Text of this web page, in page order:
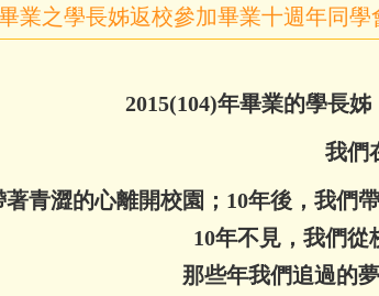
業之學長姊返校參加畢業十週年同學
2015(104)年畢業的學長
我們
著青澀的心離開校園；10年後，我們
10年不見，我們從
那些年我們追過的